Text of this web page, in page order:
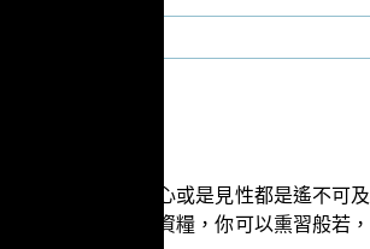
多數人來說，明心或是見性都是遙不可及
糧；根據這福德資糧，你可以熏習般若，